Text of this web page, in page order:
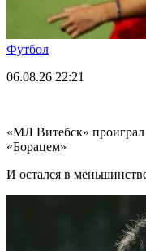
Футбол
06.08.26 22:21
«МЛ Витебск»
«Борацем»
И остался в